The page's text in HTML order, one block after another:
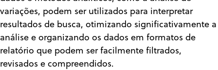
variações, podem ser utilizados para interpretar
resultados de busca, otimizando significativamente a
análise e organizando os dados em formatos de
relatório que podem ser facilmente filtrados,
revisados e compreendidos.